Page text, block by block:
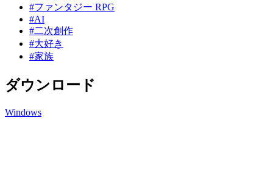
#ファンタジー RPG
#AI
#二次創作
#大好き
#家族
ダウンロード
Windows